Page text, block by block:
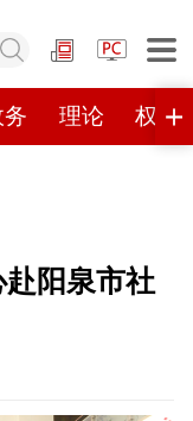
理论 权威
原创
阳泉市社